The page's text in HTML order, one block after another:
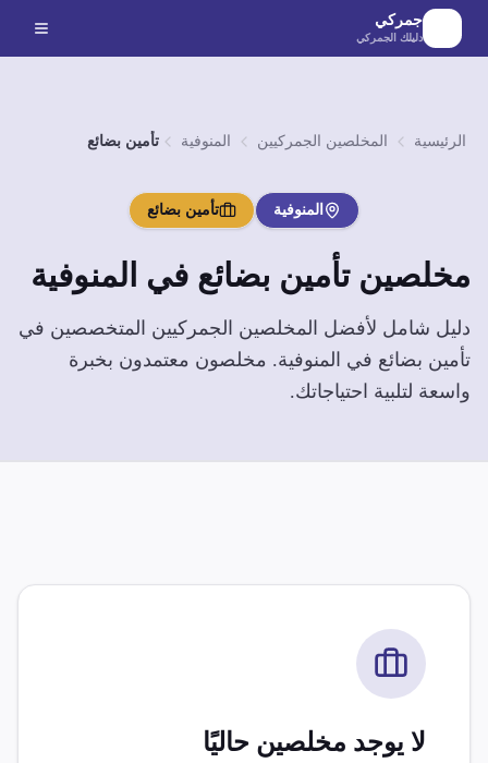
الانتقال إلى المحتوى الرئيسي
جمركي
دليلك الجمركي
الرئيسية المخلصين الجمركيين المنوفية تأمين بضائع
المنوفية تأمين بضائع
مخلصينتأمين بضائع في المنوفية
دليل شامل لأفضل المخلصين الجمركيين المتخصصين في
تأمين بضائع في المنوفية. مخلصون معتمدون بخبرة
واسعة لتلبية احتياجاتك.
لا يوجد مخلصين حاليًا